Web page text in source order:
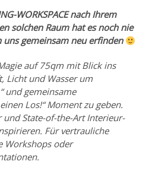
WORKSPACE nach Ihrem
solchen Raum hat es noch nie
uns gemeinsam neu erfinden
auf 75qm mit Blick ins
Licht und Wasser um
und gemeinsame
Los!“ Moment zu geben.
und State-of-the-Art Interieur-
Für vertrauliche
Workshops oder